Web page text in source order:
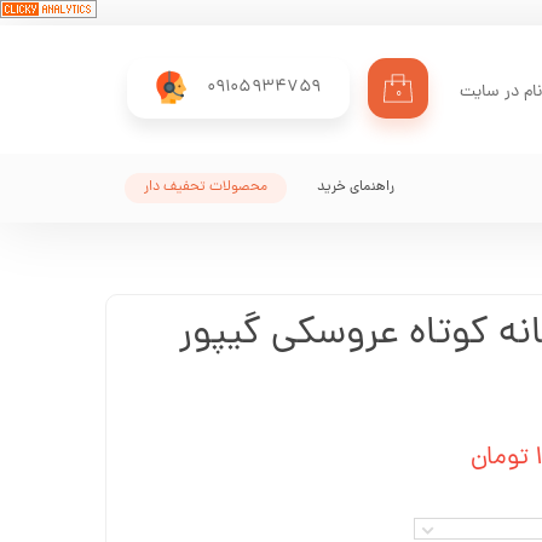
09105934759 ۰ در سایت
محصولات تحفیف دار راهنمای خرید
کوتاه عروسکی گیپور